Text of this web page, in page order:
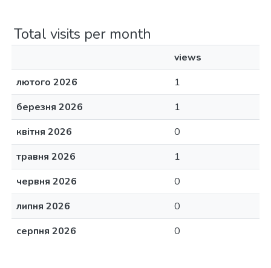
Total visits per month
views
лютого 2026
1
березня 2026
1
квітня 2026
0
травня 2026
1
червня 2026
0
липня 2026
0
серпня 2026
0